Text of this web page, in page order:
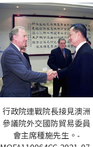
行政院連戰院長接見澳洲
參議院外交國防貿易委員
會主席種施先生。-